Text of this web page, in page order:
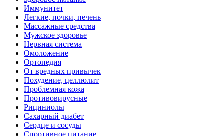
Иммунитет
Легкие, почки, печень
Массажные средства
Мужское здоровье
Нервная система
Омоложение
Ортопедия
От вредных привычек
Похудение, целлюлит
Проблемная кожа
Противовирусные
Рициниолы
Сахарный диабет
Сердце и сосуды
Спортивное питание